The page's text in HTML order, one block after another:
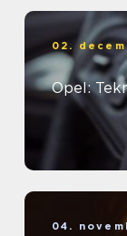
02.
Opel:
04.